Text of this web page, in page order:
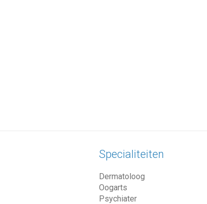
Specialiteiten
Dermatoloog
Oogarts
Psychiater